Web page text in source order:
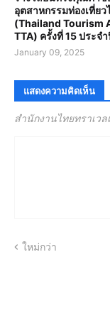
อุตสาหกรรมท่องเที่ยว
(Thailand Tourism
TTA) ครั้งที่ 15 ประจ
January 09, 2025
แสดงความคิดเห็น
สำนักงานไทยทราเวล
ใหม่กว่า